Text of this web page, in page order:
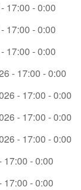
17:00 - 0:00
17:00 - 0:00
17:00 - 0:00
- 17:00 - 0:00
- 17:00 - 0:00
- 17:00 - 0:00
- 17:00 - 0:00
17:00 - 0:00
17:00 - 0:00